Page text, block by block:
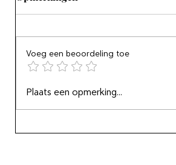
De schoonheidsdans der
dwazen
Voeg een beoordeling toe
Plaats een opmerking...